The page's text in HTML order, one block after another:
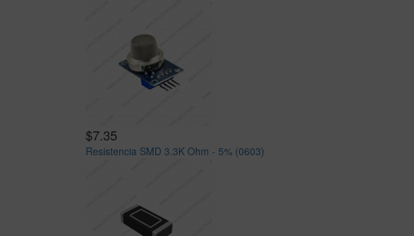
$7.35
Resistencia SMD 3.3K Ohm - 5% (0603)